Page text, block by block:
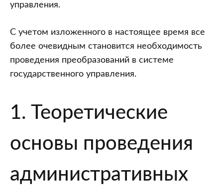
управления.
С учетом изложенного в настоящее время все
более очевидным становится необходимость
проведения преобразований в системе
государственного управления.
1. Теоретические
основы проведения
административных